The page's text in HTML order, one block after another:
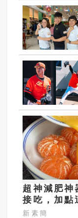
超神減肥神
接吃，加點
下降
新素簡